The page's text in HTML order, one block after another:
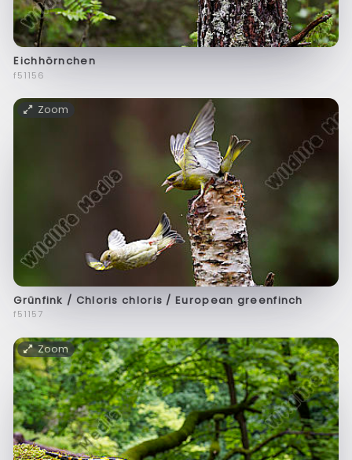
Eichhörnchen
f51156
Zoom
Grünfink / Chloris chloris / European greenfinch
f51157
Zoom